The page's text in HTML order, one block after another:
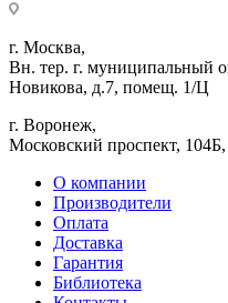
г. Москва,
Вн. тер. г. муниципальный
Новикова, д.7, помещ. 1/Ц
г. Воронеж,
​Московский проспект,
О компании
Производители
Оплата
Доставка
Гарантия
Библиотека